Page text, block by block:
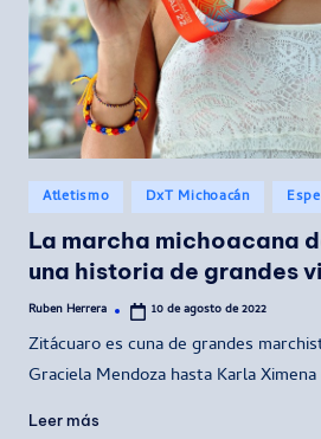
Publicado
en
Atletismo DxT Michoacán
La marcha michoacana
una historia de grandes
Publicado
Ruben Herrera 10 de agosto de 2022
Zitácuaro es cuna de grandes
Graciela Mendoza hasta Karla
Leer más